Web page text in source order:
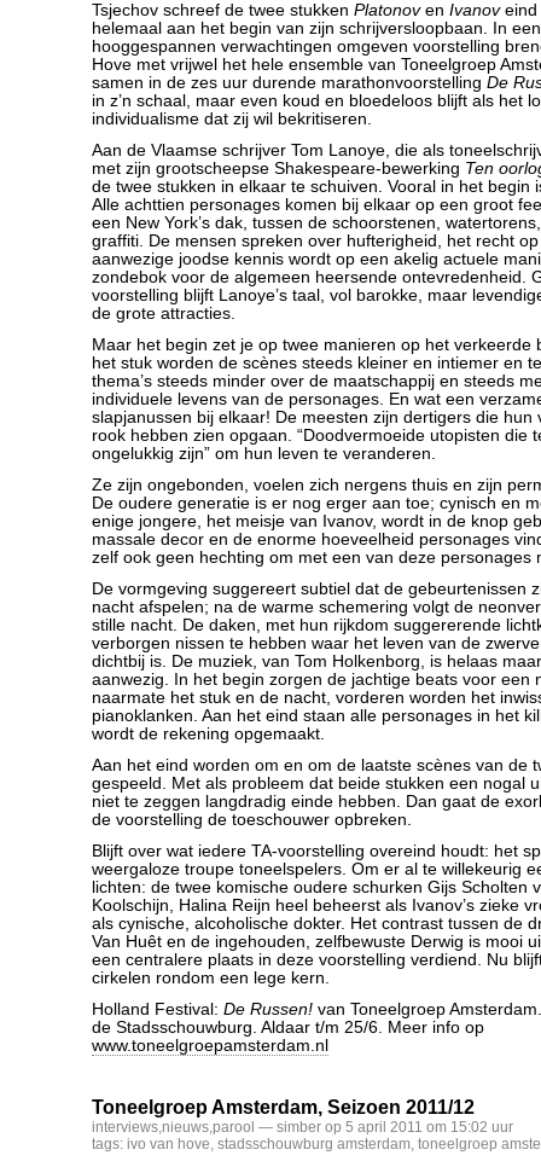
Tsjechov schreef de twee stukken Platonoven Ivanoveind
helemaal aan het begin van zijn schrijversloopbaan. In
hooggespannen verwachtingen omgeven voorstelling
Hove met vrijwel het hele ensemble van Toneelgroep
samen in de zes uur durende marathonvoorstelling De
in z’n schaal, maar even koud en bloedeloos blijft als het
individualisme dat zij wil bekritiseren.
Aan de Vlaamse schrijver Tom Lanoye, die als
met zijn grootscheepse Shakespeare-bewerking Ten
de twee stukken in elkaar te schuiven. Vooral in het begin
Alle achttien personages komen bij elkaar op een groot
een New York’s dak, tussen de schoorstenen,
graffiti. De mensen spreken over hufterigheid, het recht
aanwezige joodse kennis wordt op een akelig actuele
zondebok voor de algemeen heersende ontevredenheid.
voorstelling blijft Lanoye’s taal, vol barokke, maar
de grote attracties.
Maar het begin zet je op twee manieren op het verkeerde
het stuk worden de scènes steeds kleiner en intiemer en
thema’s steeds minder over de maatschappij en steeds
individuele levens van de personages. En wat een
slapjanussen bij elkaar! De meesten zijn dertigers die hun
rook hebben zien opgaan. “Doodvermoeide utopisten die
ongelukkig zijn” om hun leven te veranderen.
Ze zijn ongebonden, voelen zich nergens thuis en zijn
De oudere generatie is er nog erger aan toe; cynisch en
enige jongere, het meisje van Ivanov, wordt in de knop
massale decor en de enorme hoeveelheid personages
zelf ook geen hechting om met een van deze personages
De vormgeving suggereert subtiel dat de gebeurtenissen
nacht afspelen; na de warme schemering volgt de
stille nacht. De daken, met hun rijkdom suggererende
verborgen nissen te hebben waar het leven van de
dichtbij is. De muziek, van Tom Holkenborg, is helaas
aanwezig. In het begin zorgen de jachtige beats voor een
naarmate het stuk en de nacht, vorderen worden het
pianoklanken. Aan het eind staan alle personages in het
wordt de rekening opgemaakt.
Aan het eind worden om en om de laatste scènes van de
gespeeld. Met als probleem dat beide stukken een nogal
niet te zeggen langdradig einde hebben. Dan gaat de
de voorstelling de toeschouwer opbreken.
Blijft over wat iedere TA-voorstelling overeind houdt: het
weergaloze troupe toneelspelers. Om er al te willekeurig
lichten: de twee komische oudere schurken Gijs Scholten
Koolschijn, Halina Reijn heel beheerst als Ivanov’s zieke
als cynische, alcoholische dokter. Het contrast tussen de
Van Huêt en de ingehouden, zelfbewuste Derwig is mooi
een centralere plaats in deze voorstelling verdiend. Nu
cirkelen rondom een lege kern.
Holland Festival: De Russen! van Toneelgroep
de Stadsschouwburg. Aldaar t/m 25/6. Meer info op
www.toneelgroepamsterdam.nl
Toneelgroep Amsterdam, Seizoen 2011/12
interviews,nieuws,parool — simber op 5 april 2011 om 15:02 uur
tags: ivo van hove, stadsschouwburg amsterdam, toneelgroep